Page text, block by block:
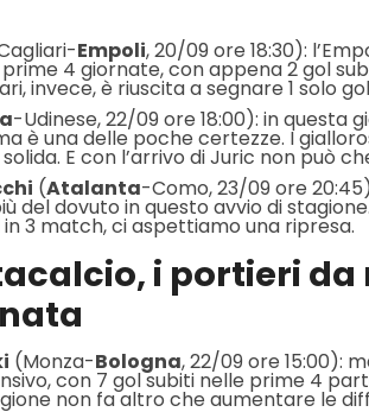
Empoli, 20/09 ore 18:30):
4 giornate, con appena 2 gol
invece, è riuscita a segnare 1 solo
-Udinese, 22/09 ore 18:00): in questa
è una delle poche certezze. I
E con l’arrivo di Juric non può
(Atalanta-Como, 23/09 ore
del dovuto in questo avvio di
in 3 match, ci aspettiamo una ripresa.
i portieri da
(Monza-Bologna, 22/09 ore 15:00):
con 7 gol subiti nelle prime 4
non fa altro che aumentare le